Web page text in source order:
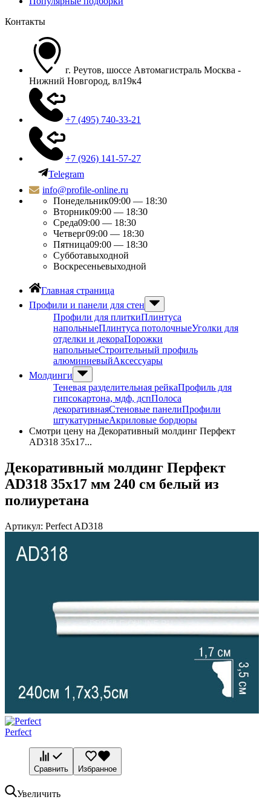
Контакты
г. Реутов, шоссе Автомагистраль Москва -
Нижний Новгород, вл19к4
+7 (495) 740-33-21
+7 (926) 141-57-27
Telegram
info@profile-online.ru
Понедельник09:00 — 18:30
Вторник09:00 — 18:30
Среда09:00 — 18:30
Четверг09:00 — 18:30
Пятница09:00 — 18:30
Субботавыходной
Воскресеньевыходной
Главная страница
Профили и панели для стен
Профили для плиткиПлинтуса
напольныеПлинтуса потолочныеУголки для
отделки и декораПорожки
напольныеСтроительный профиль
алюминиевыйАксессуары
Молдинги
Теневая разделительная рейкаПрофиль для
гипсокартона, мдф, дспПолоса
декоративнаяСтеновые панелиПрофили
штукатурныеАкриловые бордюры
Смотри цену на Декоративный молдинг Перфект
AD318 35х17...
Декоративный молдинг Перфект
AD318 35х17 мм 240 см белый из
полиуретана
Артикул: Perfect AD318
Perfect
Сравнить Избранное
Увеличить